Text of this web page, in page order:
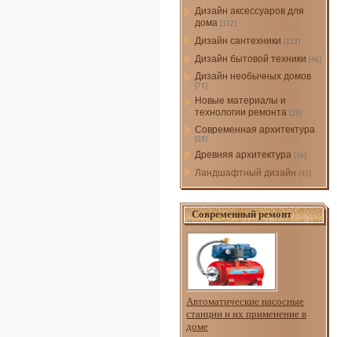
Дизайн аксессуаров для
дома [152]
Дизайн сантехники [123]
Дизайн бытовой техники [46]
Дизайн необычных домов
[71]
Новые материалы и
технологии ремонта [29]
Современная архитектура
[59]
Древняя архитектура [16]
Ландшафтный дизайн [43]
Современный ремонт
Автоматические насосные
станции и их применение в
доме